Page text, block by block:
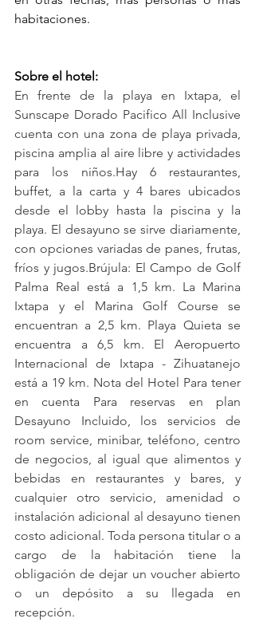
habitaciones.
Sobre el hotel:
En frente de la playa en Ixtapa, el
Sunscape Dorado Pacifico All Inclusive
cuenta con una zona de playa privada,
piscina amplia al aire libre y actividades
para los niños.Hay 6 restaurantes,
buffet, a la carta y 4 bares ubicados
desde el lobby hasta la piscina y la
playa. El desayuno se sirve diariamente,
con opciones variadas de panes, frutas,
fríos y jugos.Brújula: El Campo de Golf
Palma Real está a 1,5 km. La Marina
Ixtapa y el Marina Golf Course se
encuentran a 2,5 km. Playa Quieta se
encuentra a 6,5 km. El Aeropuerto
Internacional de Ixtapa - Zihuatanejo
está a 19 km. Nota del Hotel Para tener
en cuenta Para reservas en plan
Desayuno Incluido, los servicios de
room service, minibar, teléfono, centro
de negocios, al igual que alimentos y
bebidas en restaurantes y bares, y
cualquier otro servicio, amenidad o
instalación adicional al desayuno tienen
costo adicional. Toda persona titular o a
cargo de la habitación tiene la
obligación de dejar un voucher abierto
o un depósito a su llegada en
recepción.